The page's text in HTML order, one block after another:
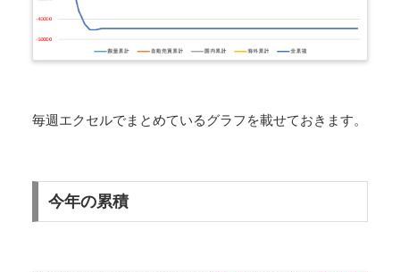
毎週エクセルでまとめているグラフを載せておきます。
今年の累積